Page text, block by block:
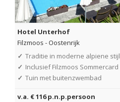
Hotel Unterhof
Filzmoos -Oostenrijk
✓ Traditie in moderne alpiene stijl
✓ Inclusief Filzmoos Sommercard
✓ Tuin met buitenzwembad
v.a. € 116 p.n.p.persoon